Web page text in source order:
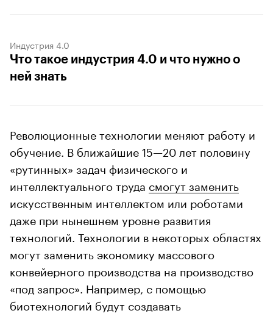
Индустрия 4.0
Что такое индустрия 4.0 и что нужно о
ней знать
Революционные технологии меняют работу и
обучение. В ближайшие 15—20 лет половину
«рутинных» задач физического и
интеллектуального труда смогут заменить
искусственным интеллектом или роботами
даже при нынешнем уровне развития
технологий. Технологии в некоторых областях
могут заменить экономику массового
конвейерного производства на производство
«под запрос». Например, с помощью
биотехнологий будут создавать